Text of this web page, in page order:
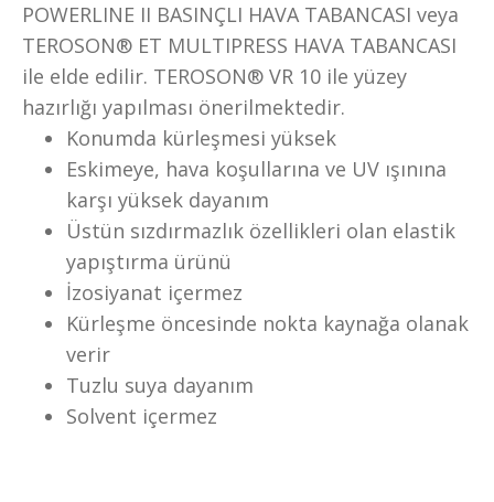
POWERLINE II BASINÇLI HAVA TABANCASI veya
TEROSON® ET MULTIPRESS HAVA TABANCASI
ile elde edilir. TEROSON® VR 10 ile yüzey
hazırlığı yapılması önerilmektedir.
Konumda kürleşmesi yüksek
Eskimeye, hava koşullarına ve UV ışınına
karşı yüksek dayanım
Üstün sızdırmazlık özellikleri olan elastik
yapıştırma ürünü
İzosiyanat içermez
Kürleşme öncesinde nokta kaynağa olanak
verir
Tuzlu suya dayanım
Solvent içermez